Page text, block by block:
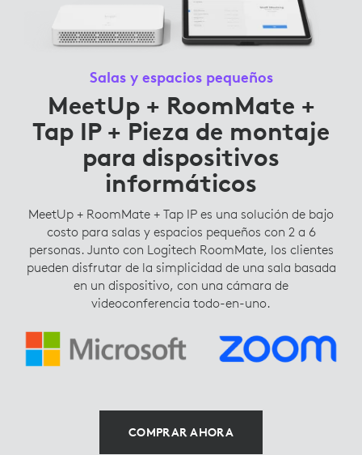
Salas y espacios pequeños
MeetUp + RoomMate +
Tap IP + Pieza de montaje
para dispositivos
informáticos
MeetUp + RoomMate + Tap IP es una solución de bajo
costo para salas y espacios pequeños con 2 a 6
personas. Junto con Logitech RoomMate, los clientes
pueden disfrutar de la simplicidad de una sala basada
en un dispositivo, con una cámara de
videoconferencia todo-en-uno.
COMPRAR AHORA